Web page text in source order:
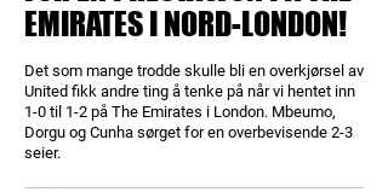
EMIRATES I NORD-LONDON!
Det som mange trodde skulle bli en overkjørsel av
United fikk andre ting å tenke på når vi hentet inn
1-0 til 1-2 på The Emirates i London. Mbeumo,
Dorgu og Cunha sørget for en overbevisende 2-3
seier.